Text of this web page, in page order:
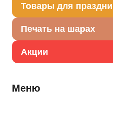
Товары для
Печать на шарах
Акции
Меню
безопасного 100%-ного
окружающей среде
компоненты примерно с
листья деревьев. После
утилизировать как бытовой
Посмотреть Набор шаров
на Портале оптовых закупок